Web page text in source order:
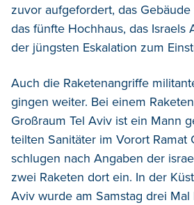
zuvor aufgefordert, das Gebäude
das fünfte Hochhaus, das Israels
der jüngsten Eskalation zum
Auch die Raketenangriffe
gingen weiter. Bei einem
Großraum Tel Aviv ist ein Mann
teilten Sanitäter im Vorort Ramat
schlugen nach Angaben der
zwei Raketen dort ein. In der
Aviv wurde am Samstag drei